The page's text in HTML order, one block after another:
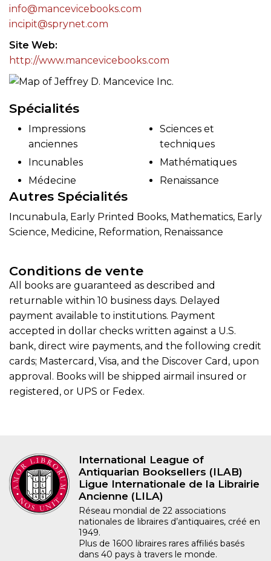
info@mancevicebooks.com
incipit@sprynet.com
Site Web
http://www.mancevicebooks.com
Spécialités
Impressions
anciennes
Incunables
Médecine
Sciences et
techniques
Mathématiques
Renaissance
Autres Spécialités
Incunabula, Early Printed Books, Mathematics, Early
Science, Medicine, Reformation, Renaissance
Conditions de vente
All books are guaranteed as described and
returnable within 10 business days. Delayed
payment available to institutions. Payment
accepted in dollar checks written against a U.S.
bank, direct wire payments, and the following credit
cards; Mastercard, Visa, and the Discover Card, upon
approval. Books will be shipped airmail insured or
registered, or UPS or Fedex.
International League of
Antiquarian Booksellers (ILAB)
Ligue Internationale de la Librairie
Ancienne (LILA)
Réseau mondial de 22 associations
nationales de libraires d’antiquaires, créé en
1949.
Plus de 1600 libraires rares affiliés basés
dans 40 pays à travers le monde.